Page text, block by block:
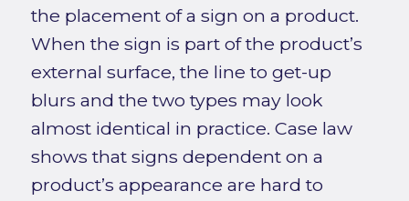
the placement of a sign on a product.
When the sign is part of the product’s
external surface, the line to get-up
blurs and the two types may look
almost identical in practice. Case law
shows that signs dependent on a
product’s appearance are hard to